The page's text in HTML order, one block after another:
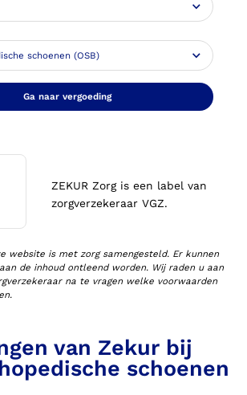
Ga naar vergoeding
ZEKUR Zorg is een label van
zorgverzekeraar VGZ.
website is met zorg samengesteld. Er kunnen
de inhoud ontleend worden. Wij raden u aan
na te vragen welke voorwaarden
van Zekur bij
schoenen